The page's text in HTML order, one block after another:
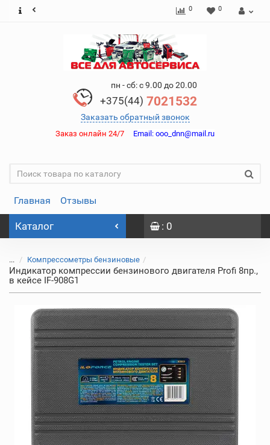
0 0
пн - сб: с 9.00 до 20.00
+375(44) 7021532
Заказать обратный звонок
Заказ онлайн 24/7 Email: ooo_dnn@mail.ru
Главная Отзывы
Каталог : 0
... Компрессометры бензиновые
Индикатор компрессии бензинового двигателя Profi 8пр.,
в кейсе IF-908G1